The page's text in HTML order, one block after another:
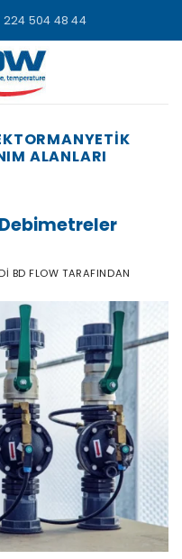
224 504 48 44
ALANLARI
BD FLOW TARAFINDAN